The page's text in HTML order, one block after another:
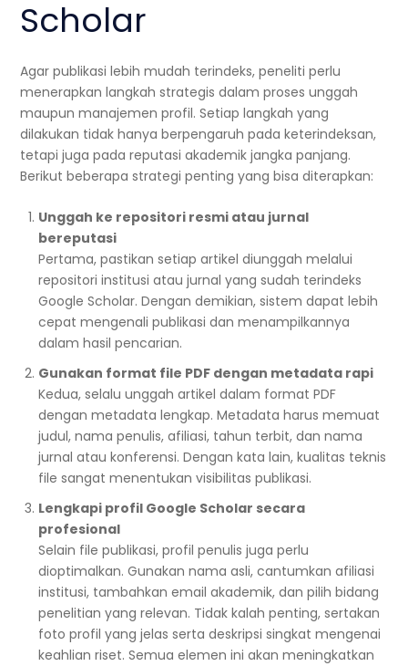
Scholar
Agar publikasi lebih mudah terindeks, peneliti perlu
menerapkan langkah strategis dalam proses unggah
maupun manajemen profil. Setiap langkah yang
dilakukan tidak hanya berpengaruh pada keterindeksan,
tetapi juga pada reputasi akademik jangka panjang.
Berikut beberapa strategi penting yang bisa diterapkan:
Unggah ke repositori resmi atau jurnal
bereputasi
Pertama, pastikan setiap artikel diunggah melalui
repositori institusi atau jurnal yang sudah terindeks
Google Scholar. Dengan demikian, sistem dapat lebih
cepat mengenali publikasi dan menampilkannya
dalam hasil pencarian.
Gunakan format file PDF dengan metadata rapi
Kedua, selalu unggah artikel dalam format PDF
dengan metadata lengkap. Metadata harus memuat
judul, nama penulis, afiliasi, tahun terbit, dan nama
jurnal atau konferensi. Dengan kata lain, kualitas teknis
file sangat menentukan visibilitas publikasi.
Lengkapi profil Google Scholar secara
profesional
Selain file publikasi, profil penulis juga perlu
dioptimalkan. Gunakan nama asli, cantumkan afiliasi
institusi, tambahkan email akademik, dan pilih bidang
penelitian yang relevan. Tidak kalah penting, sertakan
foto profil yang jelas serta deskripsi singkat mengenai
keahlian riset. Semua elemen ini akan meningkatkan